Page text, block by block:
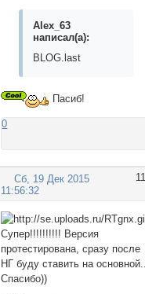
Alex_63
написал(а):
BLOG.last
Пасиб!
0
11
Сб, 19 Дек 2015
11:56:32
Супер!!!!!!!!!! Версия
протестирована, сразу после
НГ буду ставить на
Спасибо))